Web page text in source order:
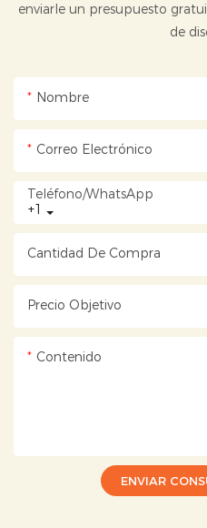
enviarle un presupuesto
de
Nombre
Correo Electrónico
+1
Teléfono/WhatsApp
Cantidad De Compra
Precio Objetivo
Contenido
ENVIAR